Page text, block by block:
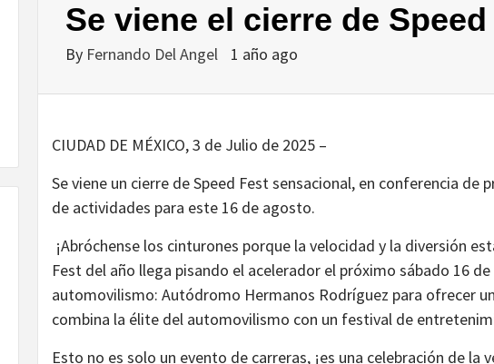
Se viene el cierre de Speed
By Fernando Del Angel 1 año ago
CIUDAD DE MÉXICO, 3 de Julio de 2025 –
Se viene un cierre de Speed Fest sensacional, en conferencia de
de actividades para este 16 de agosto.
¡Abróchense los cinturones porque la velocidad y la diversión
Fest del año llega pisando el acelerador el próximo sábado 16
automovilismo: Autódromo Hermanos Rodríguez para ofrecer
combina la élite del automovilismo con un festival de
Esto no es solo un evento de carreras, ¡es una celebración de la